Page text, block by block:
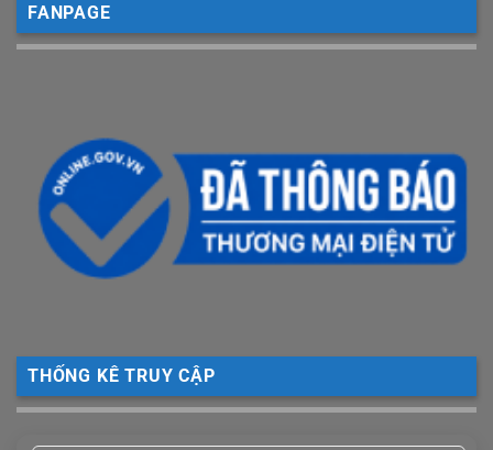
FANPAGE
THỐNG KÊ TRUY CẬP